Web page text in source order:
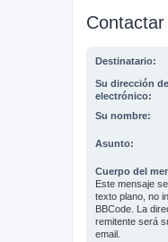
Destinatario:
Su dirección
electrónico:
Su nombre:
Asunto:
Cuerpo del
Este mensaje
texto plano, no
BBCode. La
remitente será
email.